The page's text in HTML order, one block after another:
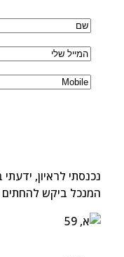
נכנסתי לראיון, ידעתי
המנכל ביקש להחתים